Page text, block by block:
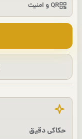
QR و امنیت
حکاکی دقیق